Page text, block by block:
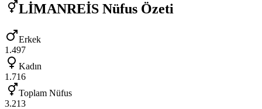
LİMANREİS Nüfus Özeti
Erkek
1.497
Kadın
1.716
Toplam Nüfus
3.213